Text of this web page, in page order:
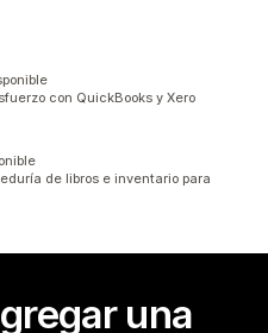
con QuickBooks y Xero
de libros e inventario para
una